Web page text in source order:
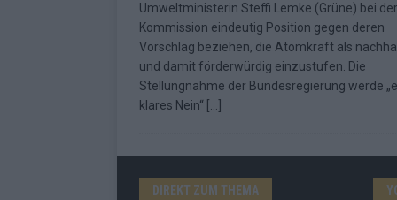
Umweltministerin Steffi Lemke (Grüne) bei der
Kommission eindeutig Position gegen deren
Vorschlag beziehen, die Atomkraft als
und damit förderwürdig einzustufen. Die
Stellungnahme der Bundesregierung werde
klares Nein“
DIREKT ZUM THEMA